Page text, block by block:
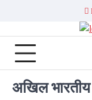
content
अखिल भारतीय